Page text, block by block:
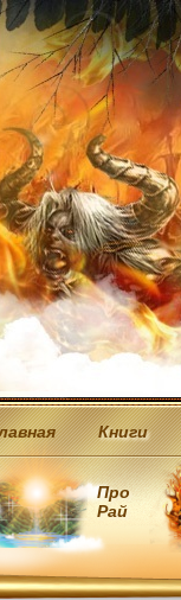
Книги
Про
Рай